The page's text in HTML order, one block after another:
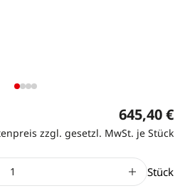
645,40 €
zzgl. gesetzl. MwSt. je Stück
Stück